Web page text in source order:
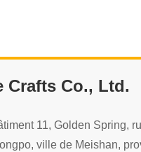
Crafts Co., Ltd.
11, Golden Spring,
ville de Meishan,